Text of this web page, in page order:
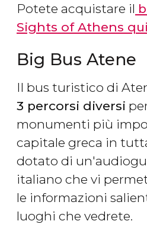
Potete acquistare il
Sights of Athens qui
Big Bus Atene
Il bus turistico di
3 percorsi diversi
monumenti più
capitale greca in
dotato di
italiano che vi
le informazioni
luoghi che vedrete.